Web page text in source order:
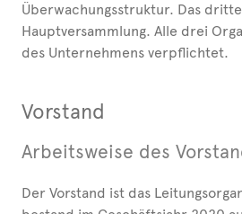
Überwachungsstruktur. Das
Hauptversammlung. Alle drei
des Unternehmens verpflichtet.
Vorstand
Arbeitsweise des
Der Vorstand ist das